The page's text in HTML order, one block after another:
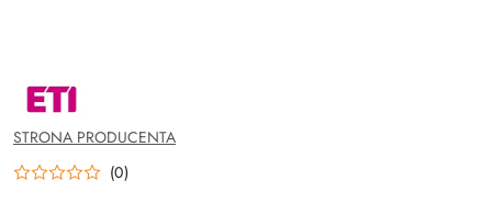
NAZWA
PRODUCENTA:
ETI
POLAM
SP.Z
STRONA PRODUCENTA
(0)